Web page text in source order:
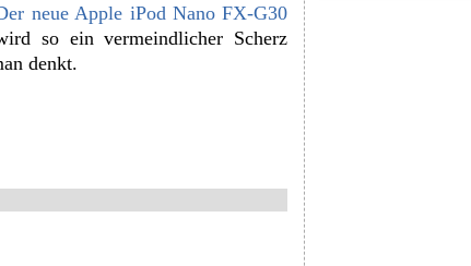
neue Apple iPod Nano FX-G30
so ein vermeindlicher Scherz
denkt.